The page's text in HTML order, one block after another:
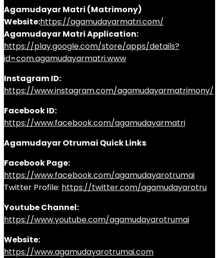
Agamudayar Matri (Matrimony)
Website:https://agamudayarmatri.com/
Agamudayar Matri Application:
https://play.google.com/store/apps/details?
id=com.agamudayarmatri.www
Instagram ID:
https://www.instagram.com/agamudayarmatrimony/
Facebook ID:
https://www.facebook.com/agamudayarmatri
Agamudayar Otrumai Quick Links
Facebook Page:
https://www.facebook.com/agamudayarotrumai
Twitter Profile: https://twitter.com/agamudayarotru
Youtube Channel:
https://www.youtube.com/agamudayarotrumai
Website:
https://www.agamudayarotrumai.com